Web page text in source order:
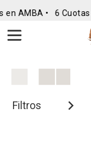
en AMBA • 6
Filtros